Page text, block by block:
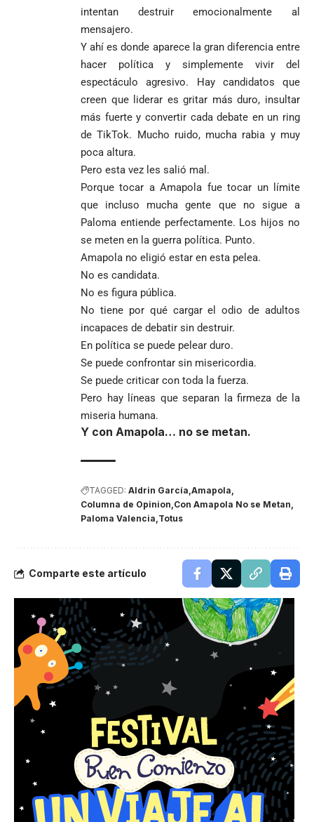
intentan destruir emocionalmente al
mensajero.
Y ahí es donde aparece la gran diferencia entre
hacer política y simplemente vivir del
espectáculo agresivo. Hay candidatos que
creen que liderar es gritar más duro, insultar
más fuerte y convertir cada debate en un ring
de TikTok. Mucho ruido, mucha rabia y muy
poca altura.
Pero esta vez les salió mal.
Porque tocar a Amapola fue tocar un límite
que incluso mucha gente que no sigue a
Paloma entiende perfectamente. Los hijos no
se meten en la guerra política. Punto.
Amapola no eligió estar en esta pelea.
No es candidata.
No es figura pública.
No tiene por qué cargar el odio de adultos
incapaces de debatir sin destruir.
En política se puede pelear duro.
Se puede confrontar sin misericordia.
Se puede criticar con toda la fuerza.
Pero hay líneas que separan la firmeza de la
miseria humana.
Y con Amapola… no se metan.
TAGGED: Aldrin García Amapola
Columna de Opinion Con Amapola No se Metan
Paloma Valencia Totus
Comparte este artículo